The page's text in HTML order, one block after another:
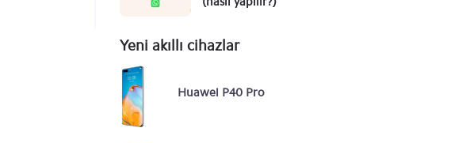
Yeni akıllı cihazlar
Huawei P40 Pro